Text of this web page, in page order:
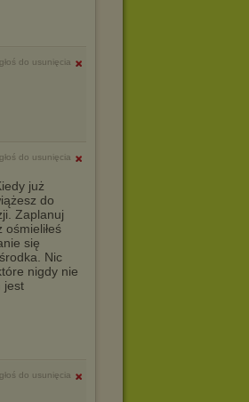
do usunięcia
do usunięcia
już
do
Zaplanuj
się
Nic
nigdy nie
jest
do usunięcia